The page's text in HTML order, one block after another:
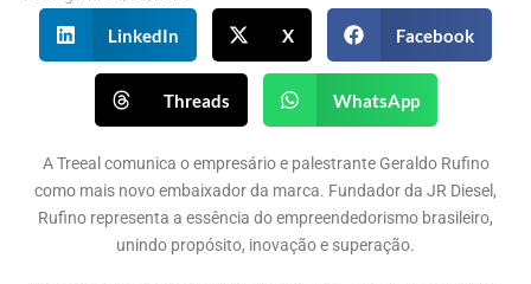
LinkedIn X Facebook
Threads WhatsApp
A Treeal comunica o empresário e palestrante Geraldo Rufino
como mais novo embaixador da marca. Fundador da JR Diesel,
Rufino representa a essência do empreendedorismo brasileiro,
unindo propósito, inovação e superação.